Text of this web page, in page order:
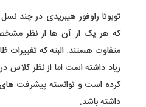
تویوتا راوفور هیبریدی در چند
که هر یک از آن ها از نظر
متفاوت هستند. البته که
زیاد داشته است اما از نظر
کرده است و توانسته پیشرفت
داشته باشد.